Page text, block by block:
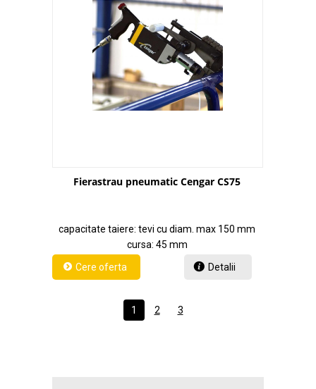
Fierastrau pneumatic Cengar CS75
capacitate taiere: tevi cu diam. max 150 mm
cursa: 45 mm
Detalii
1 2 3